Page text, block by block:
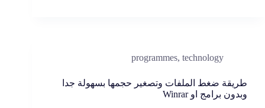
programmes, technology
طريقة ضغط الملفات وتصغير حجمها بسهولة جدا
وبدون برامج او Winrar